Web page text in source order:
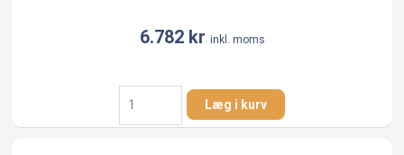
antal6.782 kr inkl. moms
Geotekstil
2,1
x
Læg i kurv